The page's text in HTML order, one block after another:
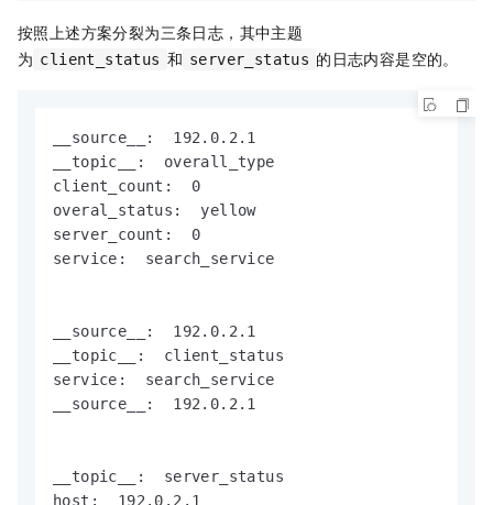
按照上述方案分裂为三条日志，其中主题
为 client_status 和 server_status 的日志内容是空的。
__source__:  192.0.2.1
__topic__:  overall_type
client_count:  0
overal_status:  yellow
server_count:  0
service:  search_service
__source__:  192.0.2.1
__topic__:  client_status
service:  search_service
__source__:  192.0.2.1
__topic__:  server_status
host:  192.0.2.1